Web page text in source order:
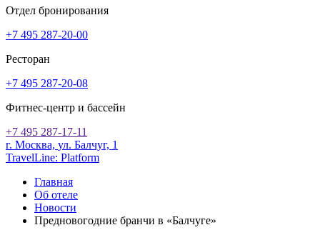
Отдел бронирования
+7 495 287-20-00
Ресторан
+7 495 287-20-08
Фитнес-центр и бассейн
+7 495 287-17-11
г. Москва, ул. Балчуг, 1
TravelLine: Platform
Главная
Об отеле
Новости
Предновогодние бранчи в «Балчуге»